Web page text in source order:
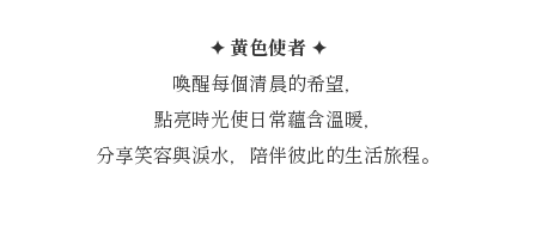
✦ 黃色使者 ✦
喚醒每個清晨的希望，
點亮時光使日常蘊含溫暖，
分享笑容與淚水，陪伴彼此的生活旅程。